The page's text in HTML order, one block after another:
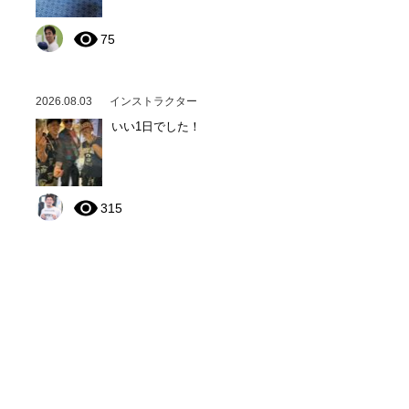
75
2026.08.03 インストラクター
いい1日でした！
315